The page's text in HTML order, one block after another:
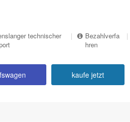
technischer
|
Bezahlverfa
hren
|
kaufe jetzt